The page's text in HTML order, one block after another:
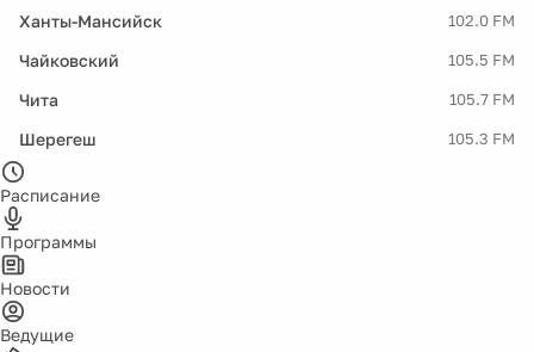
Ханты-Мансийск 102.0 FM
Чайковский 105.5 FM
Чита 105.7 FM
Шерегеш 105.3 FM
Расписание
Программы
Новости
Ведущие